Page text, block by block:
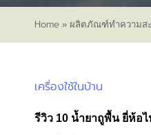
Home » ผลิตภัณฑ์ทำความส
Posted
เครื่องใช้ในบ้าน
รีวิว 10 น้ำยาถูพื้น ยี่ห้อ